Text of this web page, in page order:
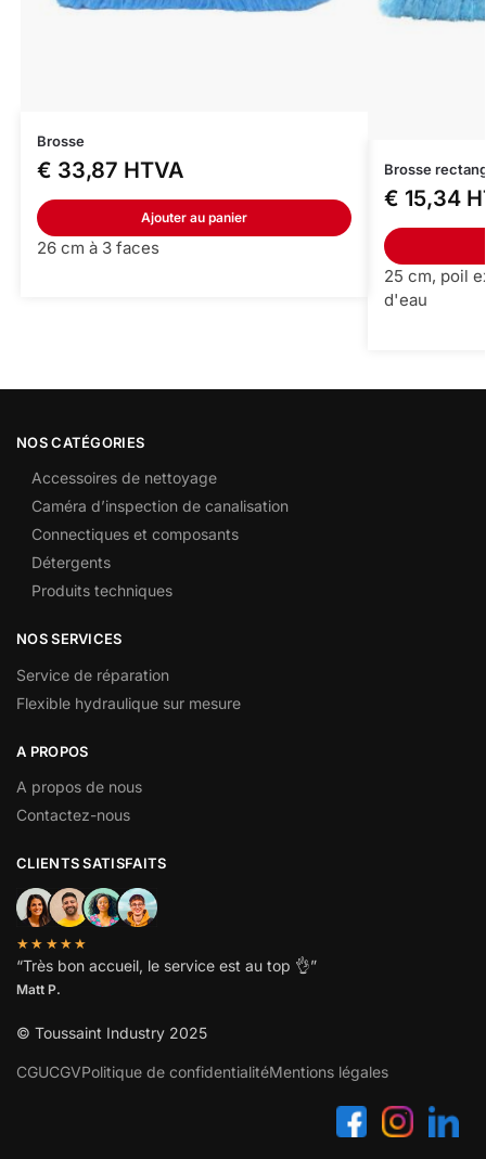
Brosse
€ 33,87 HTVA
Ajouter au panier
26 cm à 3 faces
Brosse
€ 15,34
25 cm, poil
d'eau
NOS CATÉGORIES
Accessoires de nettoyage
Caméra d’inspection de canalisation
Connectiques et composants
Détergents
Produits techniques
NOS SERVICES
Service de réparation
Flexible hydraulique sur mesure
A PROPOS
A propos de nous
Contactez-nous
CLIENTS SATISFAITS
★★★★★
“Très bon accueil, le service est au top 👌”
Matt P.
© Toussaint Industry 2025
CGUCGVPolitique de confidentialitéMentions légales